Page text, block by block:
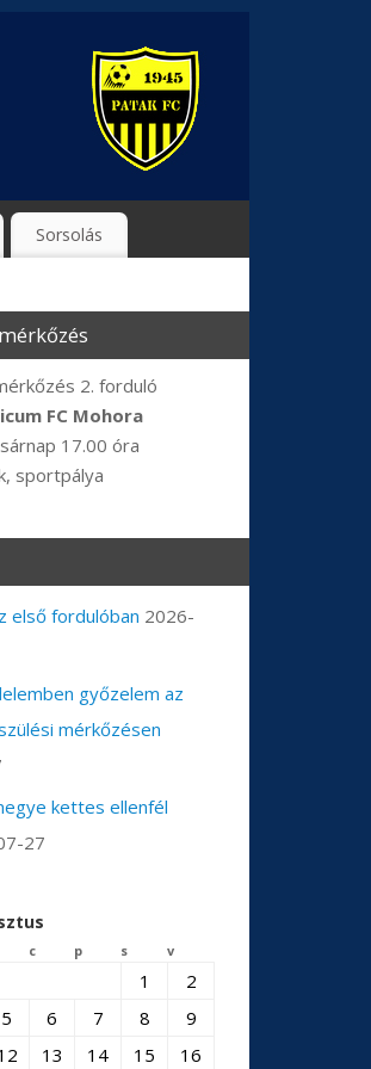
Sorsolás
2. forduló
FC Mohora
17.00 óra
sportpálya
első fordulóban 2026-
győzelem az
mérkőzésen
kettes ellenfél
27
c p s v
1
2
5 6 7 8
9
13 14 15 16